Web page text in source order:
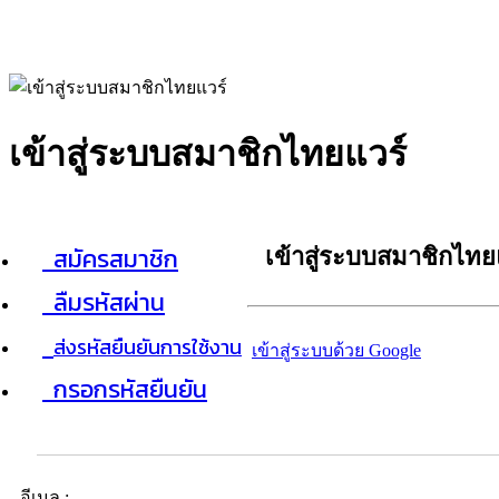
เข้าสู่ระบบสมาชิกไทยแวร์
สมัครสมาชิก
ลืมรหัสผ่าน
ส่งรหัสยืนยันการใช้งาน
กรอกรหัสยืนยัน
เข้าสู่ระบบสมาชิกไท
เข้าสู่ระบบด้วย Google